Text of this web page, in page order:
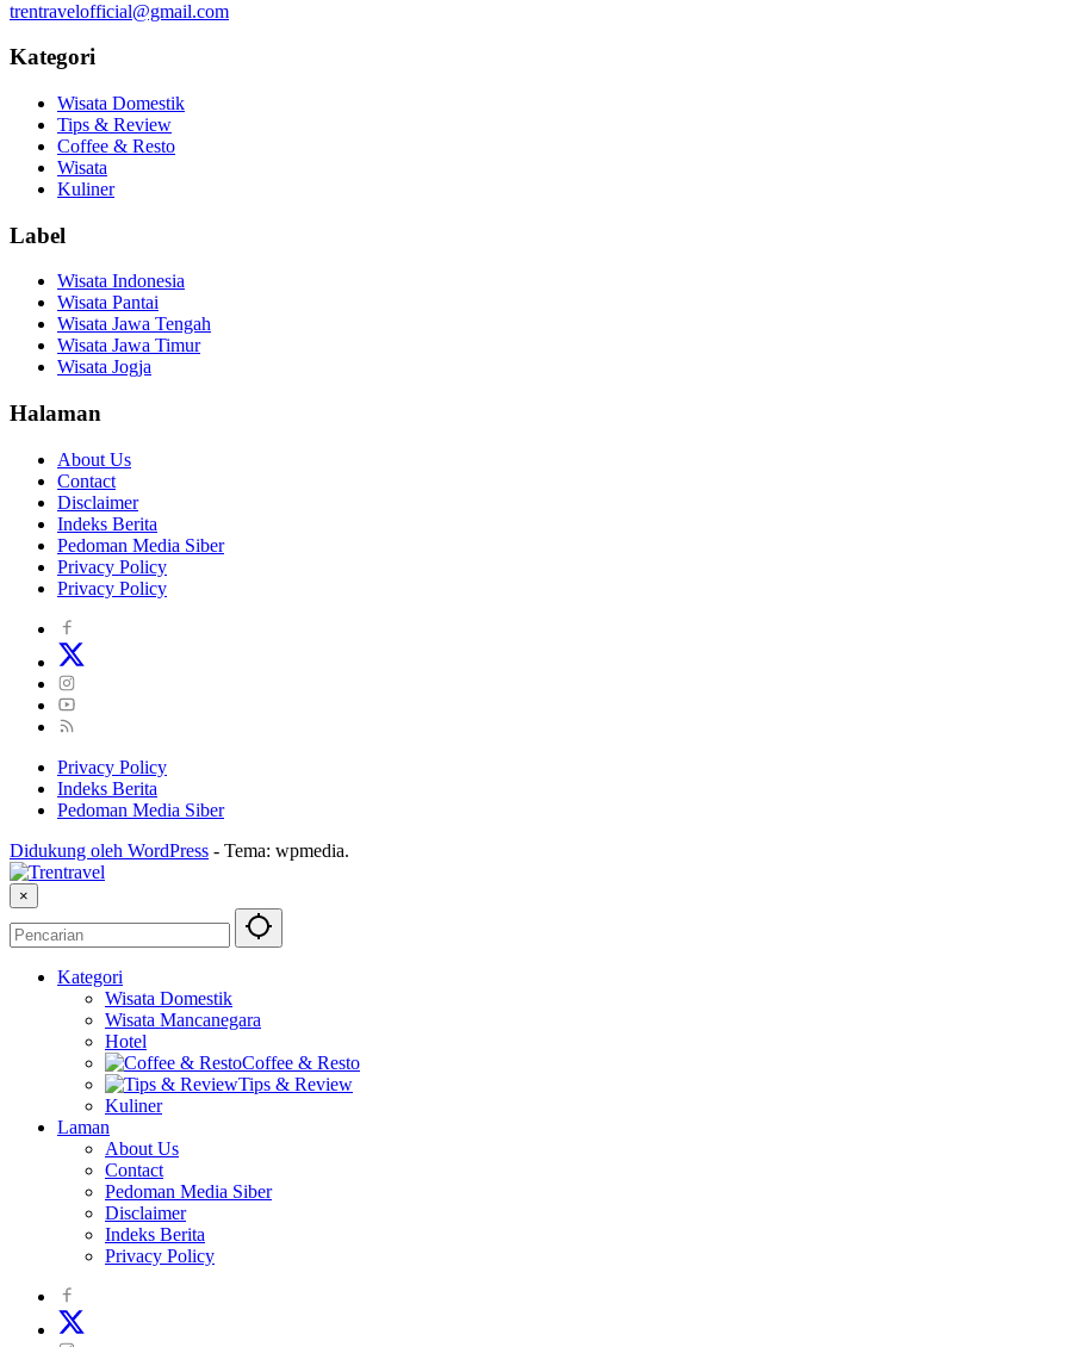
trentravelofficial@gmail.com
Kategori
Wisata Domestik
Tips & Review
Coffee & Resto
Wisata
Kuliner
Label
Wisata Indonesia
Wisata Pantai
Wisata Jawa Tengah
Wisata Jawa Timur
Wisata Jogja
Halaman
About Us
Contact
Disclaimer
Indeks Berita
Pedoman Media Siber
Privacy Policy
Privacy Policy
Privacy Policy
Indeks Berita
Pedoman Media Siber
Didukung oleh WordPress - Tema: wpmedia.
×
Kategori
Wisata Domestik
Wisata Mancanegara
Hotel
Coffee & Resto
Tips & Review
Kuliner
Laman
About Us
Contact
Pedoman Media Siber
Disclaimer
Indeks Berita
Privacy Policy